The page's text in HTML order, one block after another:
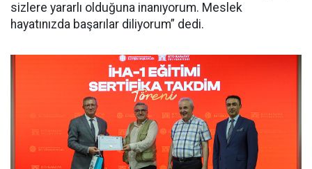
sizlere yararlı olduğuna inanıyorum. Meslek
hayatınızda başarılar diliyorum” dedi.